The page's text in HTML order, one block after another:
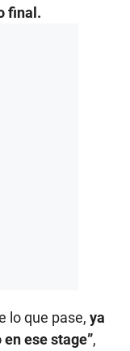
final.
lo que pase, ya
ese stage”,